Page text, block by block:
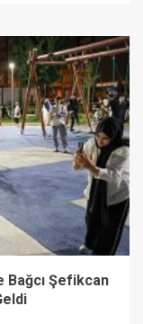
Bağcı Şefikcan